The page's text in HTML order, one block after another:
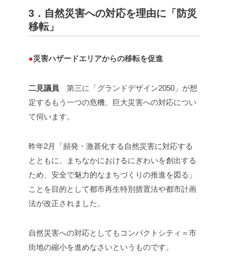
3．自然災害への対応を理由に「防災
移転」
●災害ハザードエリアからの移転を促進
二見議員 第三に「グランドデザイン2050」が想
定するもう一つの危機、巨大災害への対応につい
て伺います。
昨年2月「頻発・激甚化する自然災害に対応する
とともに、まちなかにおけるにぎわいを創出する
ため、安全で魅力的なまちづくりの推進を図る」
ことを目的として都市再生特別措置法や都市計画
法が改正されました。
自然災害への対応としてもコンパクトシティ＝市
街地の縮小を進めなさいというものです。